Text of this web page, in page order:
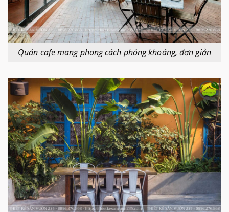
Quán cafe mang phong cách phóng khoáng, đơn giản